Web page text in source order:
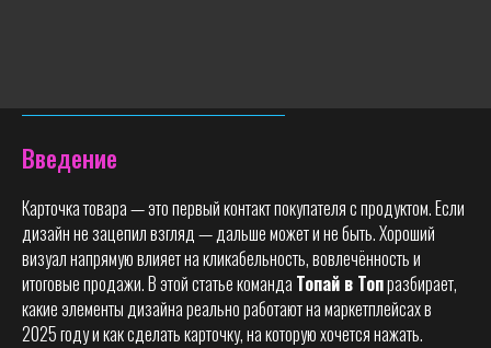
Введение
Карточка товара — это первый контакт покупателя с продуктом. Если
дизайн не зацепил взгляд — дальше может и не быть. Хороший
визуал напрямую влияет на кликабельность, вовлечённость и
итоговые продажи. В этой статье команда Топай в Топразбирает,
какие элементы дизайна реально работают на маркетплейсах в
2025 году и как сделать карточку, на которую хочется нажать.